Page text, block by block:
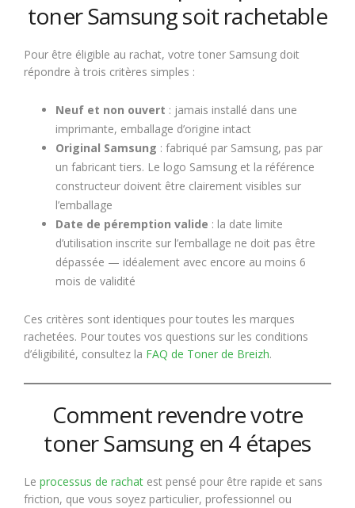
toner Samsung soit rachetable
Pour être éligible au rachat, votre toner Samsung doit
répondre à trois critères simples :
Neuf et non ouvert : jamais installé dans une
imprimante, emballage d’origine intact
Original Samsung : fabriqué par Samsung, pas par
un fabricant tiers. Le logo Samsung et la référence
constructeur doivent être clairement visibles sur
l’emballage
Date de péremption valide : la date limite
d’utilisation inscrite sur l’emballage ne doit pas être
dépassée — idéalement avec encore au moins 6
mois de validité
Ces critères sont identiques pour toutes les marques
rachetées. Pour toutes vos questions sur les conditions
d’éligibilité, consultez la FAQ de Toner de Breizh.
Comment revendre votre
toner Samsung en 4 étapes
Le processus de rachat est pensé pour être rapide et sans
friction, que vous soyez particulier, professionnel ou